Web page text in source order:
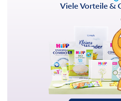
Viele Vorteile &